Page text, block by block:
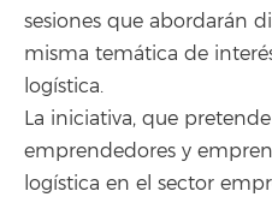
sesiones que abordarán
misma temática de
logística.
La iniciativa, que
emprendedores y
logística en el sector